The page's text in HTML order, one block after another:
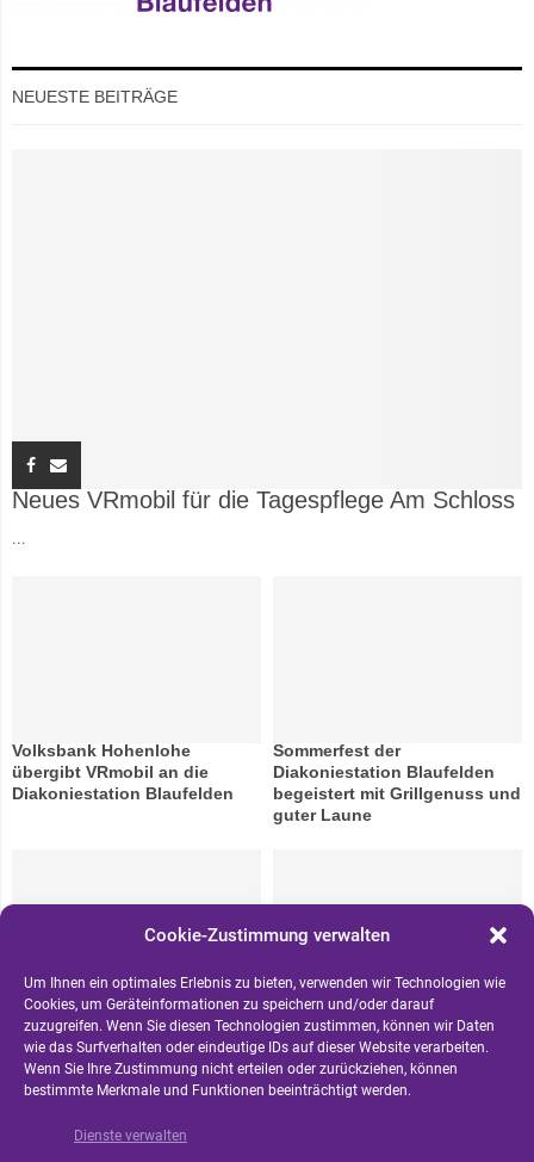
Cookie-Zustimmung verwalten
Um Ihnen ein optimales Erlebnis zu bieten, verwenden wir Technologien wie
Cookies, um Geräteinformationen zu speichern und/oder darauf
zuzugreifen. Wenn Sie diesen Technologien zustimmen, können wir Daten
wie das Surfverhalten oder eindeutige IDs auf dieser Website verarbeiten.
Wenn Sie Ihre Zustimmung nicht erteilen oder zurückziehen, können
bestimmte Merkmale und Funktionen beeinträchtigt werden.
Dienste verwalten
NEUESTE BEITRÄGE
Neues VRmobil für die Tagespflege Am Schloss
...
Volksbank Hohenlohe
übergibt VRmobil an die
Diakoniestation Blaufelden
Sommerfest der
Diakoniestation Blaufelden
begeistert mit Grillgenuss und
guter Laune
Mitarbeiterjubiläum der
Diakoniestation Blaufelden:
Ein von Dank erfüllter Abend
in besonderem Rahmen
Diakoniestation präsentiert
sich beim Azubi-Tag 2026